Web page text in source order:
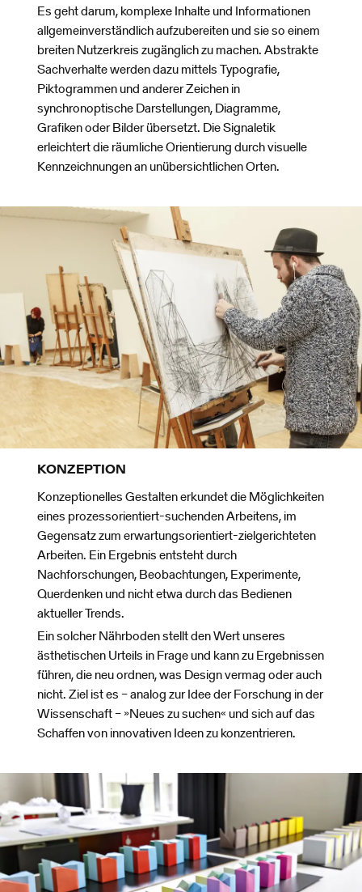
Es geht darum, komplexe Inhalte und Informationen
allgemeinverständlich aufzubereiten und sie so einem
breiten Nutzerkreis zugänglich zu machen. Abstrakte
Sachverhalte werden dazu mittels Typografie,
Piktogrammen und anderer Zeichen in
synchronoptische Darstellungen, Diagramme,
Grafiken oder Bilder übersetzt. Die Signaletik
erleichtert die räumliche Orientierung durch visuelle
Kennzeichnungen an unübersichtlichen Orten.
KONZEPTION
Konzeptionelles Gestalten erkundet die Möglichkeiten
eines prozessorientiert-suchenden Arbeitens, im
Gegensatz zum erwartungsorientiert-zielgerichteten
Arbeiten. Ein Ergebnis entsteht durch
Nachforschungen, Beobachtungen, Experimente,
Querdenken und nicht etwa durch das Bedienen
aktueller Trends.
Ein solcher Nährboden stellt den Wert unseres
ästhetischen Urteils in Frage und kann zu Ergebnissen
führen, die neu ordnen, was Design vermag oder auch
nicht. Ziel ist es – analog zur Idee der Forschung in der
Wissenschaft – »Neues zu suchen« und sich auf das
Schaffen von innovativen Ideen zu konzentrieren.